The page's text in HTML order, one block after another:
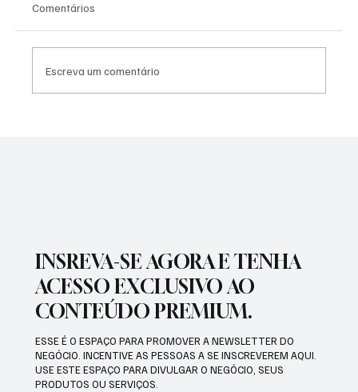
Comentários
Escreva um comentário
INSREVA-SE AGORA E TENHA
ACESSO EXCLUSIVO AO
CONTEÚDO PREMIUM.
ESSE É O ESPAÇO PARA PROMOVER A NEWSLETTER DO
NEGÓCIO. INCENTIVE AS PESSOAS A SE INSCREVEREM AQUI.
USE ESTE ESPAÇO PARA DIVULGAR O NEGÓCIO, SEUS
PRODUTOS OU SERVIÇOS.